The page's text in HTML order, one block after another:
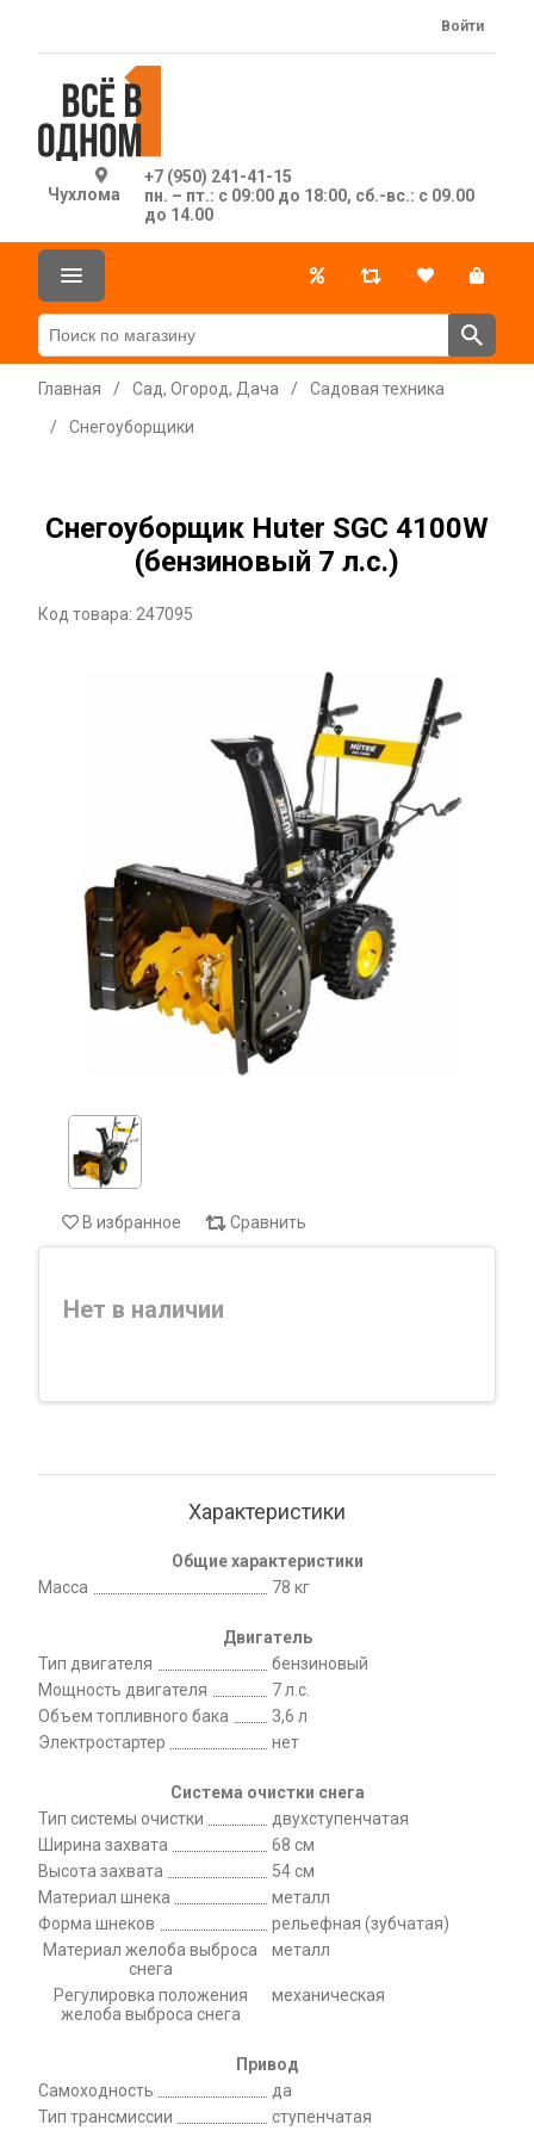
Чухлома
+7 (950) 241-41-15
пн. – пт.: с 09:00 до 18:00, сб.-вс.: с 09.00
до 14.00
Войти
Главная / Сад, Огород, Дача /
Садовая техника
/
Снегоуборщики
Снегоуборщик Huter SGC 4100W
(бензиновый 7 л.с.)
Код товара: 247095
В избранное Сравнить
Нет в наличии
Характеристики
Общие характеристики
Масса
78 кг
Двигатель
Тип двигателя
бензиновый
Мощность двигателя
7 л.с.
Объем топливного бака
3,6 л
Электростартер
нет
Система очистки снега
Тип системы очистки
двухступенчатая
Ширина захвата
68 см
Высота захвата
54 см
Материал шнека
металл
Форма шнеков
рельефная (зубчатая)
Материал желоба выброса
снега
металл
Регулировка положения
желоба выброса снега
механическая
Привод
Самоходность
да
Тип трансмиссии
ступенчатая